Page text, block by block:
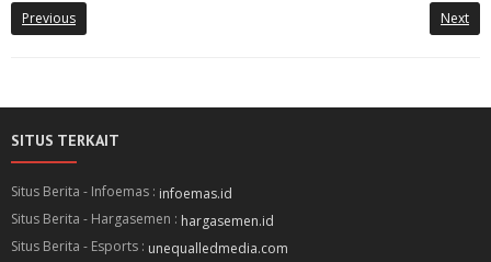
Previous Next
SITUS TERKAIT
Situs Berita - Infoemas : infoemas.id
Situs Berita - Hargasemen : hargasemen.id
Situs Berita - Esports : unequalledmedia.com